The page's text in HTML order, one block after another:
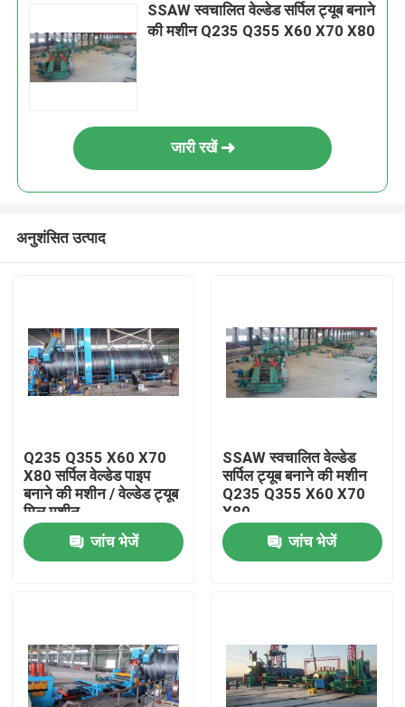
उत्पाद
SSAW स्वचालित वेल्डेड सर्पिल ट्यूब बनाने
की मशीन Q235 Q355 X60 X70 X80
जारी रखें
अनुशंसित उत्पाद
Q235 Q355 X60 X70
X80 सर्पिल वेल्डेड पाइप
बनाने की मशीन / वेल्डेड ट्यूब
मिल मशीन
जांच भेजें
SSAW स्वचालित वेल्डेड
सर्पिल ट्यूब बनाने की मशीन
Q235 Q355 X60 X70
X80
जांच भेजें